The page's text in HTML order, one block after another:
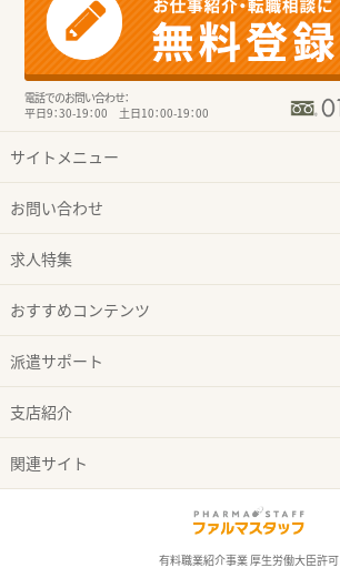
電話でのお問い合わせ：
平日9：30-19：00 土日10：00-19：00
サイトメニュー
お問い合わせ
求人特集
おすすめコンテンツ
派遣サポート
支店紹介
関連サイト
有料職業紹介事業 厚生労働大臣許可